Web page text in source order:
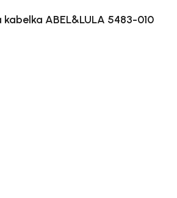
ABEL&LULA 5483-010